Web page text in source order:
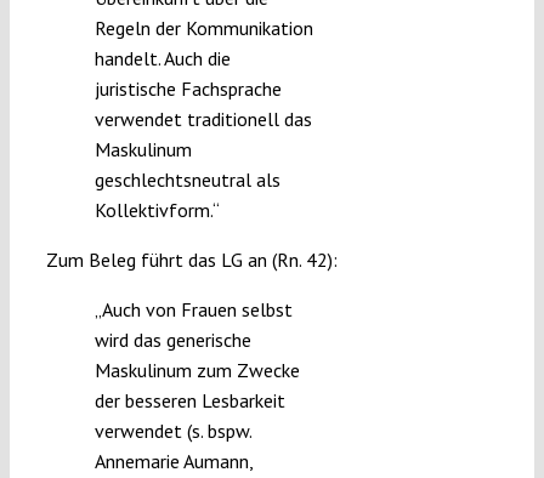
Regeln der Kommunikation
handelt. Auch die
juristische Fachsprache
verwendet traditionell das
Maskulinum
geschlechtsneutral als
Kollektivform.“
Zum Beleg führt das LG an (Rn. 42):
„Auch von Frauen selbst
wird das generische
Maskulinum zum Zwecke
der besseren Lesbarkeit
verwendet (s. bspw.
Annemarie Aumann,